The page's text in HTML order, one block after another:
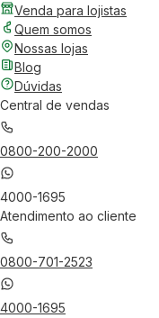
Venda para lojistas
Quem somos
Nossas lojas
Blog
Dúvidas
Central de vendas
0800-200-2000
4000-1695
Atendimento ao cliente
0800-701-2523
4000-1695